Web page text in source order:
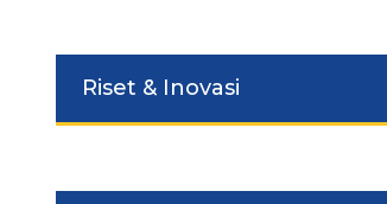
Riset & Inovasi